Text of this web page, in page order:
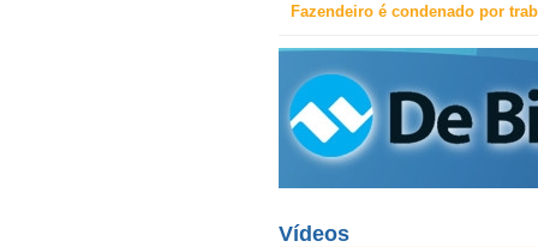
Fazendeiro é condenado por
Vídeos